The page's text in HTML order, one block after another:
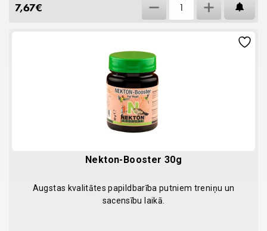
7,67€
Nekton-Booster 30g
Augstas kvalitātes papildbarība putniem treniņu un
sacensību laikā.